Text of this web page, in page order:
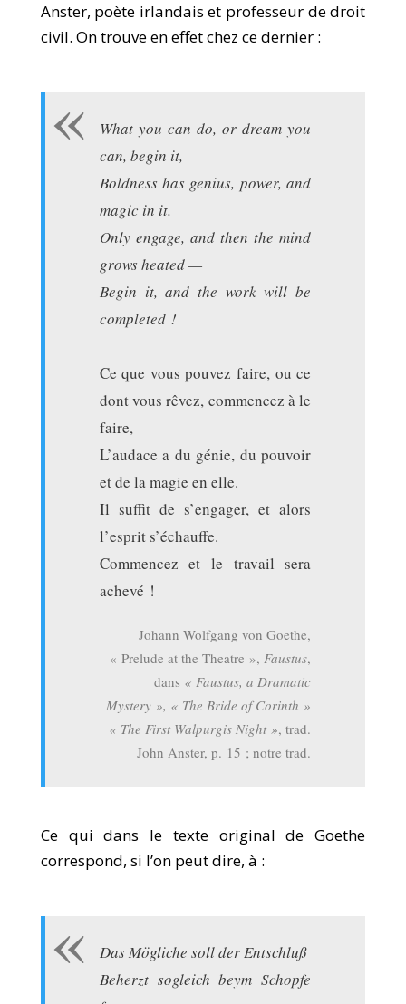
Anster, poète irlandais et professeur de droit
civil. On trouve en effet chez ce dernier :
What you can do, or dream you
can, begin it,
Boldness has genius, power, and
magic in it.
Only engage, and then the mind
grows heated —
Begin it, and the work will be
completed !
Ce que vous pouvez faire, ou ce
dont vous rêvez, commencez à le
faire,
L’audace a du génie, du pouvoir
et de la magie en elle.
Il suffit de s’engager, et alors
l’esprit s’échauffe.
Commencez et le travail sera
achevé !
Johann Wolfgang von Goethe,
« Prelude at the Theatre »,Faustus,
dans « Faustus, a Dramatic
Mystery », « The Bride of Corinth »
« The First Walpurgis Night », trad.
John Anster, p. 15 ; notre trad.
Ce qui dans le texte original de Goethe
correspond, si l’on peut dire, à :
Das Mögliche soll der Entschluß
Beherzt sogleich beym Schopfe